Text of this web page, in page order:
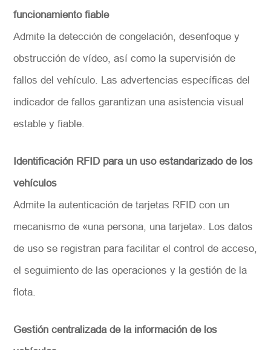
funcionamiento fiable
Admite la detección de congelación, desenfoque y
obstrucción de vídeo, así como la supervisión de
fallos del vehículo. Las advertencias específicas del
indicador de fallos garantizan una asistencia visual
estable y fiable.
Identificación RFID para un uso estandarizado de los
vehículos
Admite la autenticación de tarjetas RFID con un
mecanismo de «una persona, una tarjeta». Los datos
de uso se registran para facilitar el control de acceso,
el seguimiento de las operaciones y la gestión de la
flota.
Gestión centralizada de la información de los